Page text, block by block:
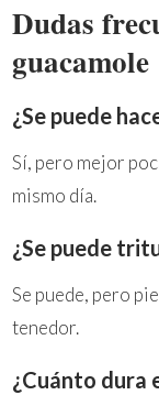
Dudas
guacamole
¿Se puede
Sí, pero mejor
mismo día.
¿Se puede
Se puede, pero
tenedor.
¿Cuánto dura